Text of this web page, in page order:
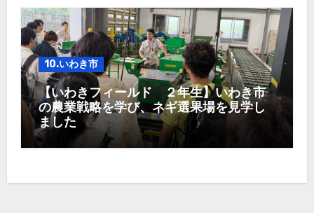
10.いわき市
【いわきフィールド ２年生】いわき市
の農業戦略を学び、ネギ選果場を見学し
ました